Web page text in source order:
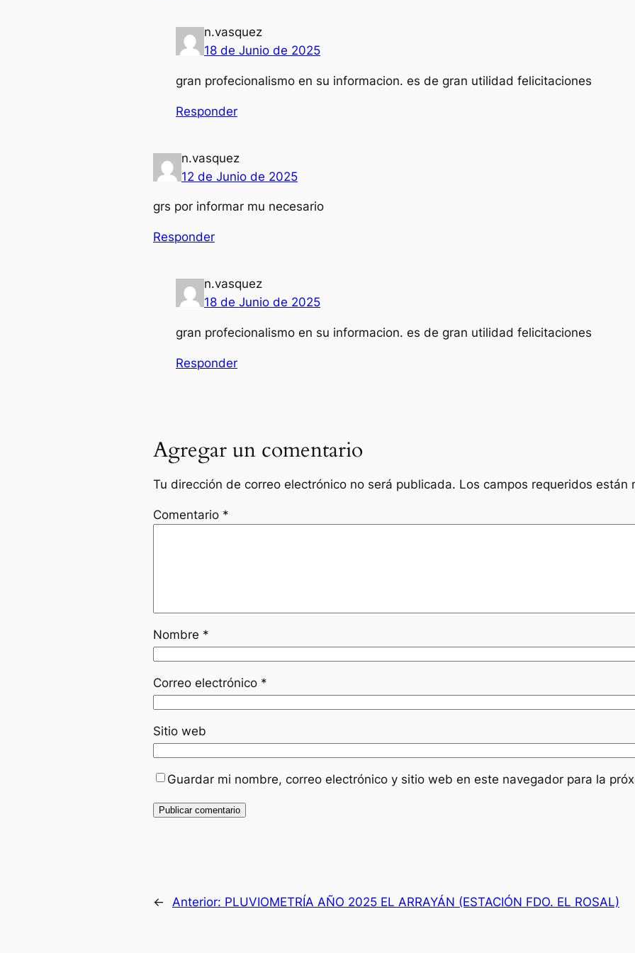
n.vasquez
18 de Junio de 2025
gran profecionalismo en su informacion. es de gran utilidad felicitaciones
Responder
n.vasquez
12 de Junio de 2025
grs por informar mu necesario
Responder
n.vasquez
18 de Junio de 2025
gran profecionalismo en su informacion. es de gran utilidad felicitaciones
Responder
Agregar un comentario
Tu dirección de correo electrónico no será publicada. Los campos requeridos están
Comentario *
Nombre *
Correo electrónico *
Sitio web
Guardar mi nombre, correo electrónico y sitio web en este navegador para la
← Anterior: PLUVIOMETRÍA AÑO 2025 EL ARRAYÁN (ESTACIÓN FDO. EL ROSAL)